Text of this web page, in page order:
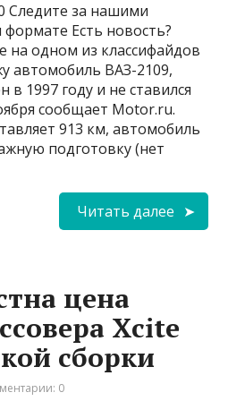
Следите за нашими
Есть новость?
на одном из классифайдов
автомобиль ВАЗ-2109,
1997 году и не ставился
сообщает Motor.ru.
913 км, автомобиль
подготовку (нет
Читать далее
цена
Xcite
сборки
0